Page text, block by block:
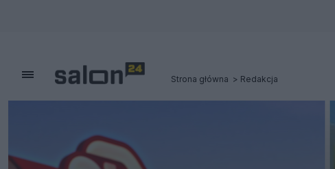
Strona główna Redakcja